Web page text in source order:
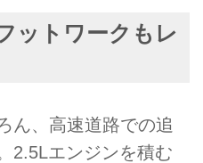
ットワークもレ
ん、高速道路での追
2.5Lエンジンを積む